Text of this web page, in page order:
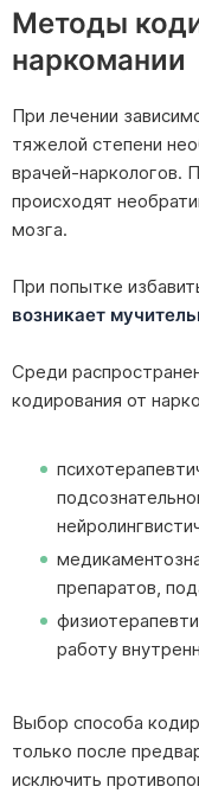
Методы
наркомании
При лечении
тяжелой степени
врачей-наркологов.
происходят
мозга.
При попытке
возникает
Среди
кодирования от
препаратов,
работу
Выбор способа
только после
исключить